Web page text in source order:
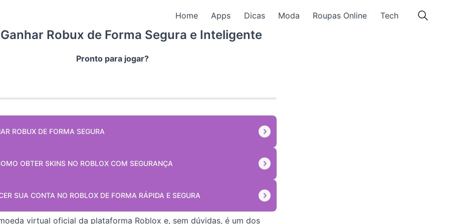
Home Apps Dicas Moda Roupas Online Tech
Robux de Forma Segura e Inteligente
Pronto para jogar?
ROBUX DE FORMA SEGURA
OBTER SKINS NO ROBLOX COM SEGURANÇA
SUA CONTA NO ROBLOX DE FORMA RÁPIDA E SEGURA
virtual oficial da plataforma Roblox e, sem dúvidas, é um dos